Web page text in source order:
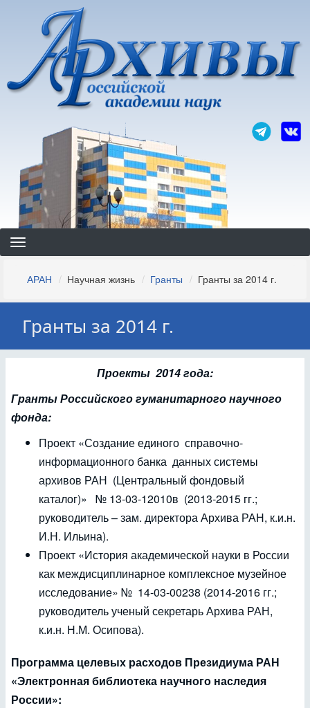
основному
содержанию
Строка
навигации
АРАН Научная жизнь Гранты Гранты за 2014 г.
Гранты за 2014 г.
Проекты 2014 года:
Гранты Российского гуманитарного научного
фонда:
Проект «Создание единого справочно-
информационного банка данных системы
архивов РАН (Центральный фондовый
каталог)» № 13-03-12010в (2013-2015 гг.;
руководитель – зам. директора Архива РАН, к.и.н.
И.Н. Ильина).
Проект «История академической науки в России
как междисциплинарное комплексное музейное
исследование» № 14-03-00238 (2014-2016 гг.;
руководитель ученый секретарь Архива РАН,
к.и.н. Н.М. Осипова).
Программа целевых расходов Президиума РАН
«Электронная библиотека научного наследия
России»: